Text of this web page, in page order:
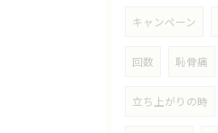
キャンペーン
回数 恥骨痛
立ち上がりの時